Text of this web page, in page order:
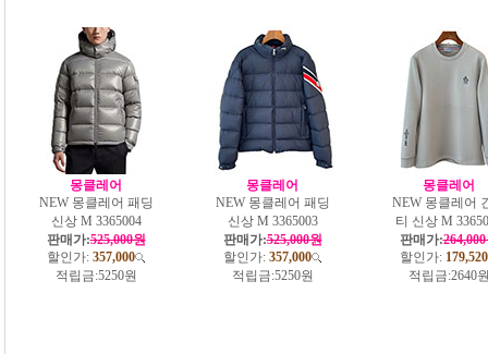
몽클레어
NEW 몽클레어 패딩
신상 M 3365004
판매가:525,000원
할인가: 357,000
적립금:5250원
몽클레어
NEW 몽클레어 패딩
신상 M 3365003
판매가:525,000원
할인가: 357,000
적립금:5250원
몽클레어
NEW 몽클레어
티 신상 M
판매가:
할인가: 179,520
적립금:2640